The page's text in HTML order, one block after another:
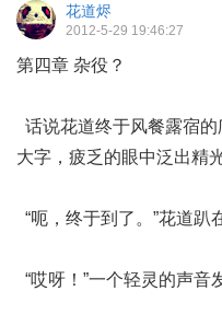
花道烬
2012-5-29 19:46:27
第四章 杂役？
话说花道终于风餐露宿
大字，疲乏的眼中泛出精光
“呃，终于到了。”花道趴
“哎呀！”一个轻灵的声音